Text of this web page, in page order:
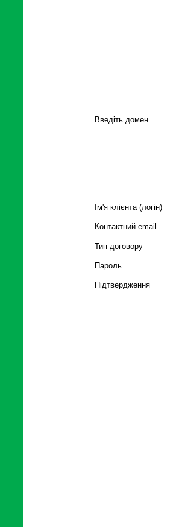
Введіть домен
Ім'я клієнта (логін)
Контактний email
Тип договору
Пароль
Підтвердження